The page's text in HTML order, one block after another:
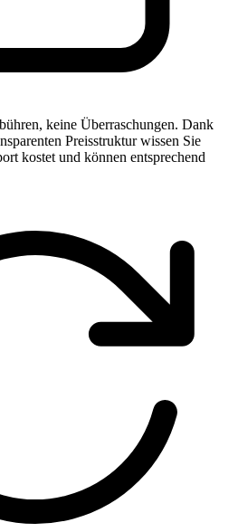
keine Überraschungen. Dank
Preisstruktur wissen Sie
kostet und können entsprechend